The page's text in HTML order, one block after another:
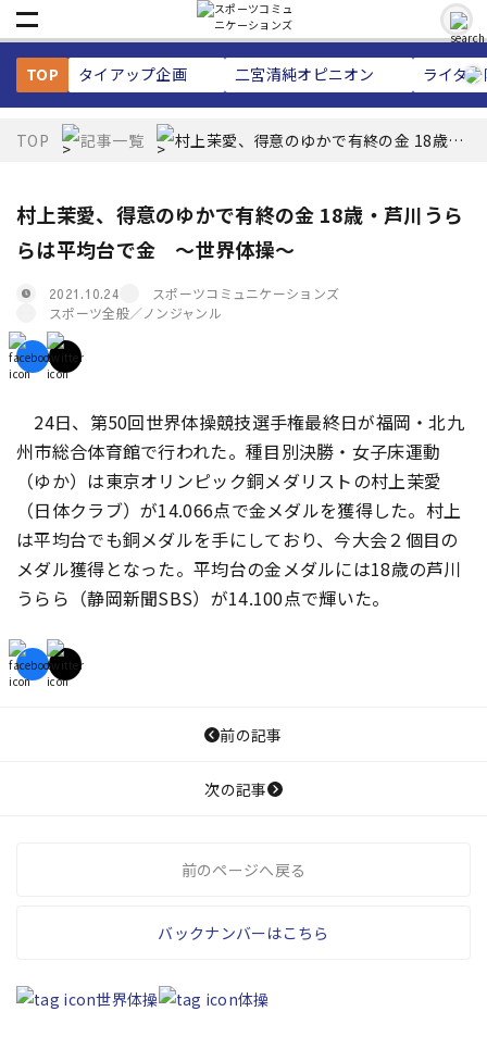
TOP タイアップ企画 二宮清純オピニオン ライタ
TOP 記事一覧 村上茉愛、得意のゆかで有終の金 18歳・
村上茉愛、得意のゆかで有終の金 18歳・芦川うら
らは平均台で金 ～世界体操～
2021.10.24
スポーツコミュニケーションズ
スポーツ全般／ノンジャンル
24日、第50回世界体操競技選手権最終日が福岡・北九
州市総合体育館で行われた。種目別決勝・女子床運動
（ゆか）は東京オリンピック銅メダリストの村上茉愛
（日体クラブ）が14.066点で金メダルを獲得した。村上
は平均台でも銅メダルを手にしており、今大会２個目の
メダル獲得となった。平均台の金メダルには18歳の芦川
うらら（静岡新聞SBS）が14.100点で輝いた。
前の記事
次の記事
前のページへ戻る
バックナンバーはこちら
世界体操 体操